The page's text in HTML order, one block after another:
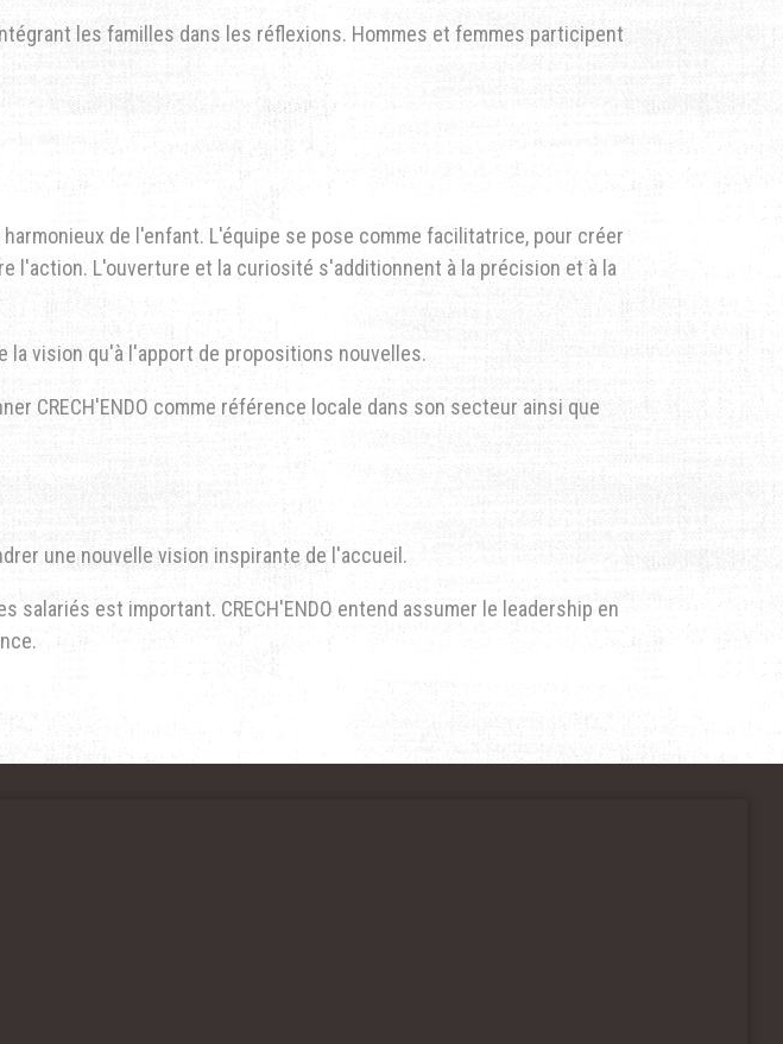
les familles dans les réflexions. Hommes et femmes participent
de l'enfant. L'équipe se pose comme facilitatrice, pour créer
L'ouverture et la curiosité s'additionnent à la précision et à la
vision qu'à l'apport de propositions nouvelles.
CRECH'ENDO comme référence locale dans son secteur ainsi que
une nouvelle vision inspirante de l'accueil.
salariés est important. CRECH'ENDO entend assumer le leadership en